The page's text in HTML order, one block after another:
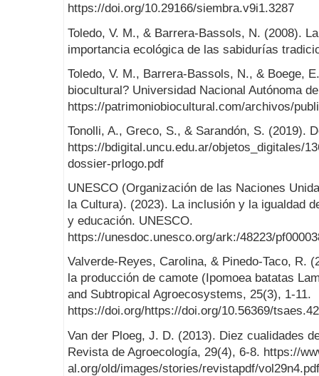
https://doi.org/10.29166/siembra.v9i1.3287
Toledo, V. M., & Barrera-Bassols, N. (2008).
importancia ecológica de las sabidurías
Toledo, V. M., Barrera-Bassols, N., & Boege,
biocultural? Universidad Nacional Autónoma
https://patrimoniobiocultural.com/archivos/
Tonolli, A., Greco, S., & Sarandón, S. (2019).
https://bdigital.uncu.edu.ar/objetos_digitales/
dossier-prlogo.pdf
UNESCO (Organización de las Naciones
la Cultura). (2023). La inclusión y la igualdad
y educación. UNESCO.
https://unesdoc.unesco.org/ark:/48223/
Valverde-Reyes, Carolina, & Pinedo-Taco, R.
la producción de camote (Ipomoea batatas
and Subtropical Agroecosystems, 25(3), 1-11.
https://doi.org/https://doi.org/10.56369/
Van der Ploeg, J. D. (2013). Diez cualidades
Revista de Agroecología, 29(4), 6-8. https://
al.org/old/images/stories/revistapdf/vol29n4.pdf